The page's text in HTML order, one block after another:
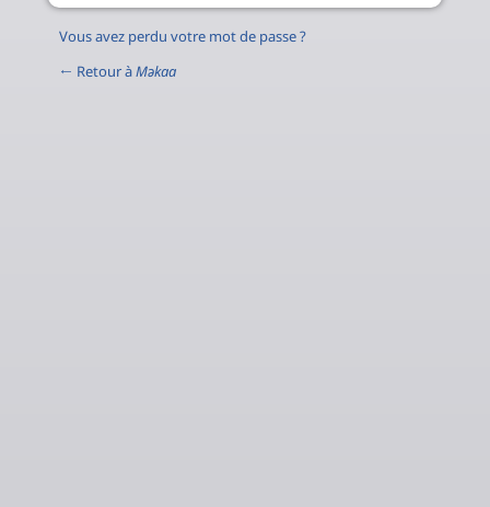
Vous avez perdu votre mot de passe ?
← Retour àMəkaa